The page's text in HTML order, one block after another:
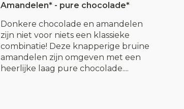
Amandelen* - pure chocolade*
Donkere chocolade en amandelen
zijn niet voor niets een klassieke
combinatie! Deze knapperige bruine
amandelen zijn omgeven met een
heerlijke laag pure chocolade....